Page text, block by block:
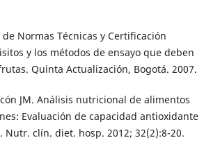
Normas Técnicas y Certificación
y los métodos de ensayo que deben
Quinta Actualización, Bogotá. 2007.
JM. Análisis nutricional de alimentos
Evaluación de capacidad antioxidante
clín. diet. hosp. 2012; 32(2):8-20.